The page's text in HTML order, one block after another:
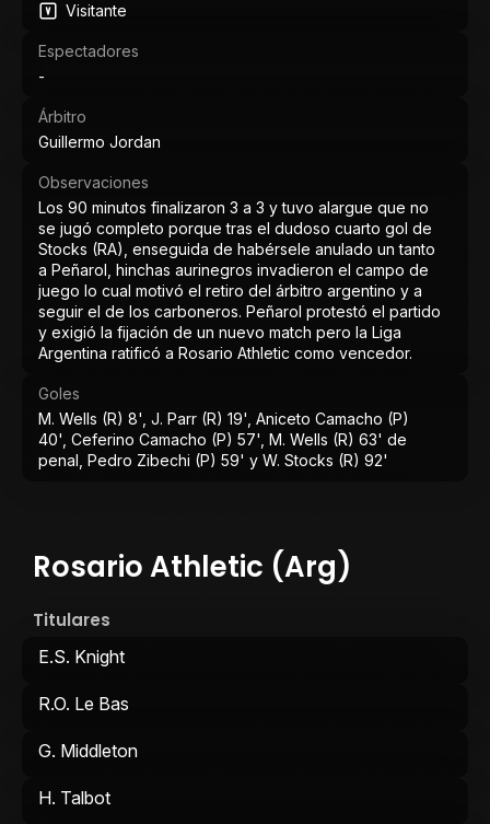
Visitante
Espectadores
-
Árbitro
Guillermo Jordan
Observaciones
Los 90 minutos finalizaron 3 a 3 y tuvo alargue que no
se jugó completo porque tras el dudoso cuarto gol de
Stocks (RA), enseguida de habérsele anulado un tanto
a Peñarol, hinchas aurinegros invadieron el campo de
juego lo cual motivó el retiro del árbitro argentino y a
seguir el de los carboneros. Peñarol protestó el partido
y exigió la fijación de un nuevo match pero la Liga
Argentina ratificó a Rosario Athletic como vencedor.
Goles
M. Wells (R) 8', J. Parr (R) 19', Aniceto Camacho (P)
40', Ceferino Camacho (P) 57', M. Wells (R) 63' de
penal, Pedro Zibechi (P) 59' y W. Stocks (R) 92'
Rosario Athletic (Arg)
Titulares
E.S. Knight
R.O. Le Bas
G. Middleton
H. Talbot